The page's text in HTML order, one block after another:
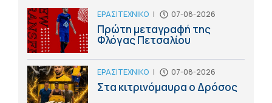
ΕΡΑΣΙΤΕΧΝΙΚΟ | 07-08-2026
Πρώτη μεταγραφή της
Φλόγας Πετσαλίου
ΕΡΑΣΙΤΕΧΝΙΚΟ | 07-08-2026
Στα κιτρινόμαυρα ο Δρόσος